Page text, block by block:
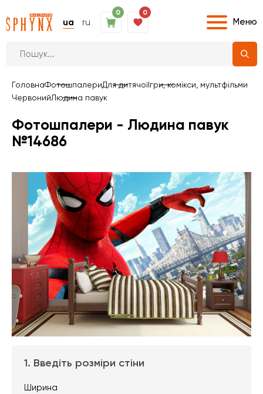
ua ru
0 0
Меню
ГоловнаФотошпалериДля дитячоїІгри, комікси, мультфільми
ЧервонийЛюдина павук
Фотошпалери - Людина павук
№14686
1. Введіть розміри стіни
Ширина